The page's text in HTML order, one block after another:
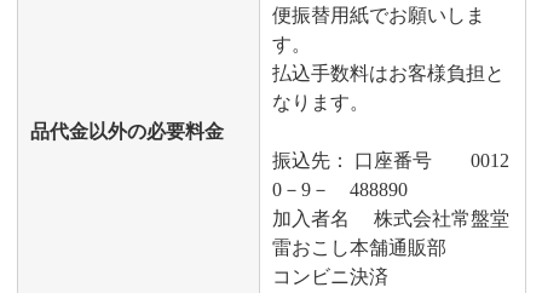
品代金以外の必要料金
便振替用紙でお願いしま
す。
払込手数料はお客様負担と
なります。
振込先： 口座番号 0012
0－9－ 488890
加入者名 株式会社常盤堂
雷おこし本舗通販部
コンビニ決済